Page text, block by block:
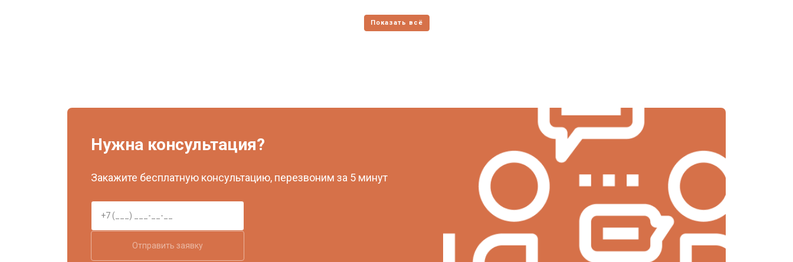
Нужна консультация?
Закажите бесплатную консультацию, перезвоним за 5 минут
Отправить заявку